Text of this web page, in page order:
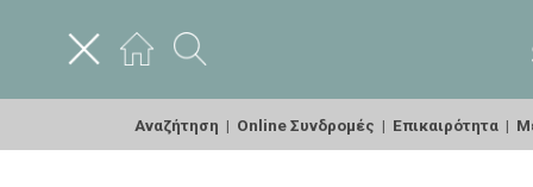
Αναζήτηση | Online Συνδρομές | Επικαιρότητα |